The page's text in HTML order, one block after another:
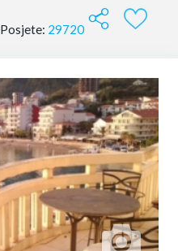
Posjete: 29720